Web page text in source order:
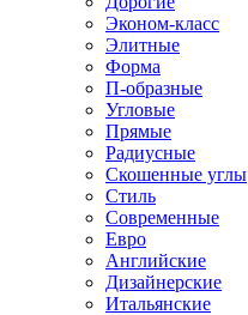
Эконом-класс
Элитные
Форма
П-образные
Угловые
Прямые
Радиусные
Скошенные углы
Стиль
Современные
Евро
Английские
Дизайнерские
Итальянские